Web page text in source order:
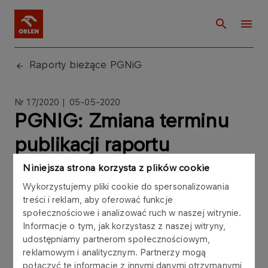
Niniejsza strona korzysta z plików cookie
Wykorzystujemy pliki cookie do spersonalizowania
treści i reklam, aby oferować funkcje
społecznościowe i analizować ruch w naszej witrynie.
Informacje o tym, jak korzystasz z naszej witryny,
udostępniamy partnerom społecznościowym,
reklamowym i analitycznym. Partnerzy mogą
połączyć te informacje z innymi danymi otrzymanymi
Raporty bieżące PGNiG
Nr 17/2020 | 05-05-2020
PGNIG: Zmiana terminu
publikacji raportu
okresowego za I kwartał
2020 roku
Zarząd Polskiego Górnictwa Naftowego i